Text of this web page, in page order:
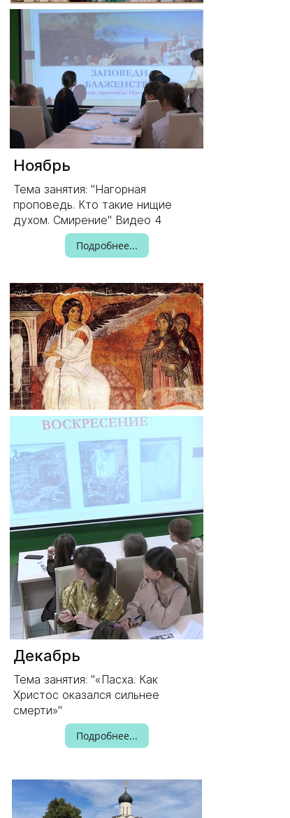
Ноябрь
Тема занятия: "Нагорная
проповедь. Кто такие нищие
духом. Смирение" Видео 4
Подробнее...
Декабрь
Тема занятия: "«Пасха. Как
Христос оказался сильнее
смерти»"
Подробнее...